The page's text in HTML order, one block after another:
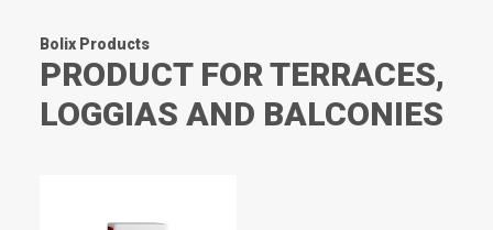
Bolix Products
PRODUCT FOR TERRACES,
LOGGIAS AND BALCONIES